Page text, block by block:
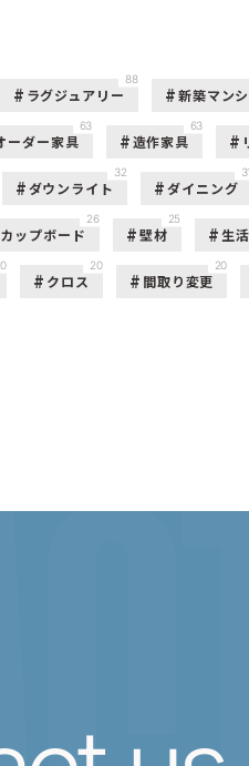
ラグジュアリー
88
新築マン
ーダー家具
63
造作家具
63
ダウンライト
32
ダイニング
31
カップボード
26
壁材
25
生
クロス
20
間取り変更
20